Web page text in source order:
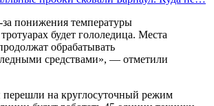
за понижения температуры
будет гололедица. Места
обрабатывать
средствами», — отметили
на круглосуточный режим